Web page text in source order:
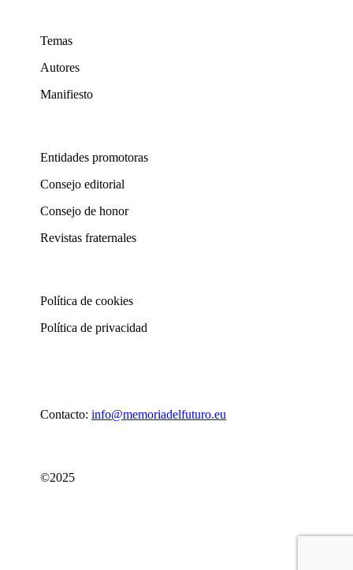
Temas
Autores
Manifiesto
Entidades promotoras
Consejo editorial
Consejo de honor
Revistas fraternales
Política de cookies
Política de privacidad
Contacto:info@memoriadelfuturo.eu
©2025